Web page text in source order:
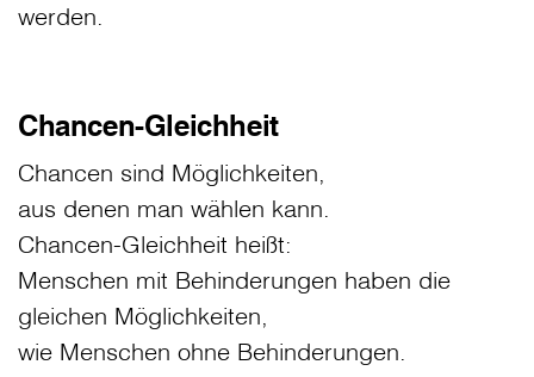
werden.
Chancen-Gleichheit
Chancen sind Möglichkeiten,
aus denen man wählen kann.
Chancen-Gleichheit heißt:
Menschen mit Behinderungen haben die
gleichen Möglichkeiten,
wie Menschen ohne Behinderungen.